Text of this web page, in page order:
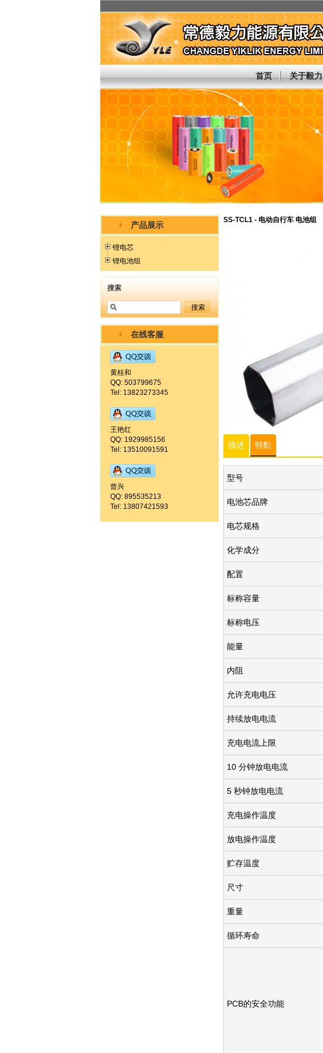
首页 关于毅力
产品展示
锂电芯
锂电池组
搜索
在线客服
黄桂和
QQ: 503799675
Tel: 13823273345
王艳红
QQ: 1929985156
Tel: 13510091591
曾兴
QQ: 895535213
Tel: 13807421593
SS-TCL1 - 电动自行车 电池组
描述 特點
型号
电池芯品牌
电芯规格
化学成分
配置
标称容量
标称电压
能量
内阻
允许充电电压
持续放电电流
充电电流上限
10 分钟放电电流
5 秒钟放电电流
充电操作温度
放电操作温度
贮存温度
尺寸
重量
循环寿命
PCB的安全功能